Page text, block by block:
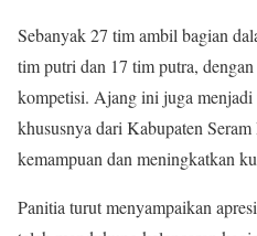
Sebanyak 27 tim ambil bagian
tim putri dan 17 tim putra,
kompetisi. Ajang ini juga
khususnya dari Kabupaten
kemampuan dan meningkatkan
Panitia turut menyampaikan